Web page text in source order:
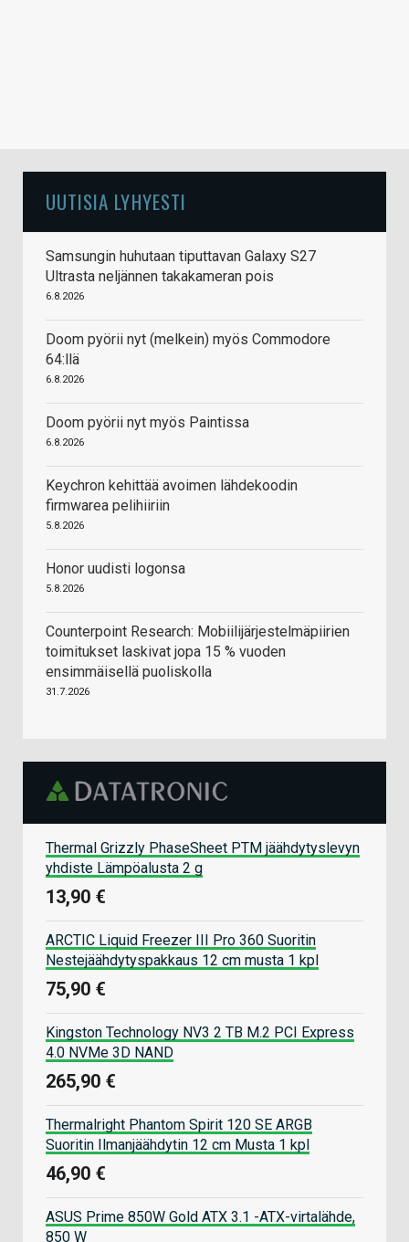
UUTISIA LYHYESTI
Samsungin huhutaan tiputtavan Galaxy S27
Ultrasta neljännen takakameran pois
6.8.2026
Doom pyörii nyt (melkein) myös Commodore
64:llä
6.8.2026
Doom pyörii nyt myös Paintissa
6.8.2026
Keychron kehittää avoimen lähdekoodin
firmwarea pelihiiriin
5.8.2026
Honor uudisti logonsa
5.8.2026
Counterpoint Research: Mobiilijärjestelmäpiirien
toimitukset laskivat jopa 15 % vuoden
ensimmäisellä puoliskolla
31.7.2026
Thermal Grizzly PhaseSheet PTM jäähdytyslevyn
yhdiste Lämpöalusta 2 g
13,90 €
ARCTIC Liquid Freezer III Pro 360 Suoritin
Nestejäähdytyspakkaus 12 cm musta 1 kpl
75,90 €
Kingston Technology NV3 2 TB M.2 PCI Express
4.0 NVMe 3D NAND
265,90 €
Thermalright Phantom Spirit 120 SE ARGB
Suoritin Ilmanjäähdytin 12 cm Musta 1 kpl
46,90 €
ASUS Prime 850W Gold ATX 3.1 -ATX-virtalähde,
850 W